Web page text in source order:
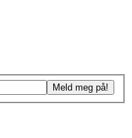
Meld meg på!